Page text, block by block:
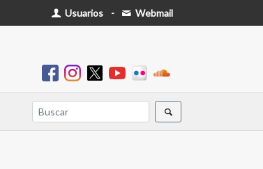
Usuarios - Webmail